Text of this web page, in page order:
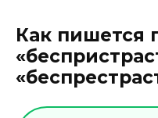
Как пишется